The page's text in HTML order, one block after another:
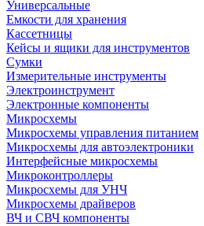
Универсальные
Емкости для хранения
Кассетницы
Кейсы и ящики для инструментов
Сумки
Измерительные инструменты
Электроинструмент
Электронные компоненты
Микросхемы
Микросхемы управления питанием
Микросхемы для автоэлектроники
Интерфейсные микросхемы
Микроконтроллеры
Микросхемы для УНЧ
Микросхемы драйверов
ВЧ и СВЧ компоненты